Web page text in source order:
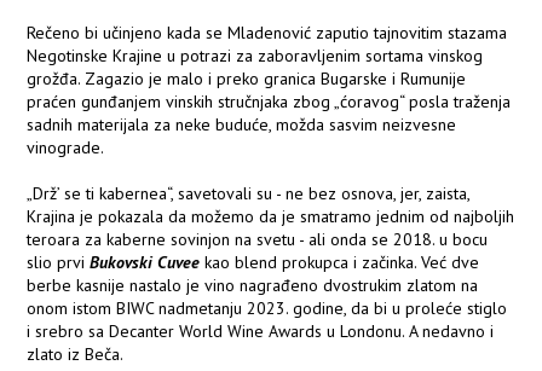
Rečeno bi učinjeno kada se Mladenović zaputio tajnovitim stazama
Negotinske Krajine u potrazi za zaboravljenim sortama vinskog
grožđa. Zagazio je malo i preko granica Bugarske i Rumunije
praćen gunđanjem vinskih stručnjaka zbog „ćoravog“ posla traženja
sadnih materijala za neke buduće, možda sasvim neizvesne
vinograde.
„Drž’ se ti kabernea“, savetovali su - ne bez osnova, jer, zaista,
Krajina je pokazala da možemo da je smatramo jednim od najboljih
teroara za kaberne sovinjon na svetu - ali onda se 2018. u bocu
slio prviBukovski Cuvee kao blend prokupca i začinka. Već dve
berbe kasnije nastalo je vino nagrađeno dvostrukim zlatom na
onom istom BIWC nadmetanju 2023. godine, da bi u proleće stiglo
i srebro sa Decanter World Wine Awards u Londonu. A nedavno i
zlato iz Beča.